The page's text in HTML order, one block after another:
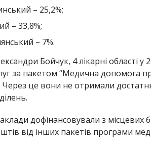
– 25,2%;
– 33,8%;
– 7%.
Бойчук, 4 лікарні області у
за пакетом “Медична допомога
Через це вони не отримали
дофінансовували з
від інших пакетів програми